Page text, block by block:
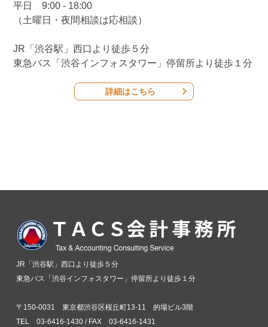
平日 9:00 - 18:00
（土曜日・夜間相談は応相談）
JR「渋谷駅」西口より徒歩５分
東急バス「渋谷インフォスタワー」停留所より徒歩１分
詳細はこちら
JR「渋谷駅」西口より徒歩５分
東急バス「渋谷インフォスタワー」停留所より徒歩１分
〒150-0031 東京都渋谷区桜丘町13-11 的場ビル3階
TEL 03-6416-1430 / FAX 03-6416-1431